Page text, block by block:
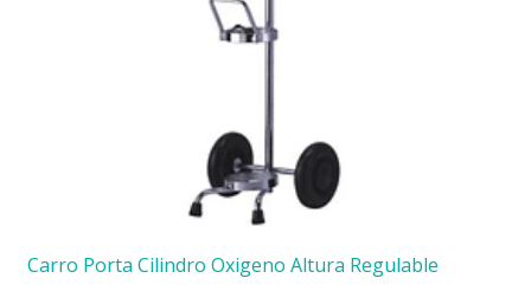
Carro Porta Cilindro Oxigeno Altura Regulable